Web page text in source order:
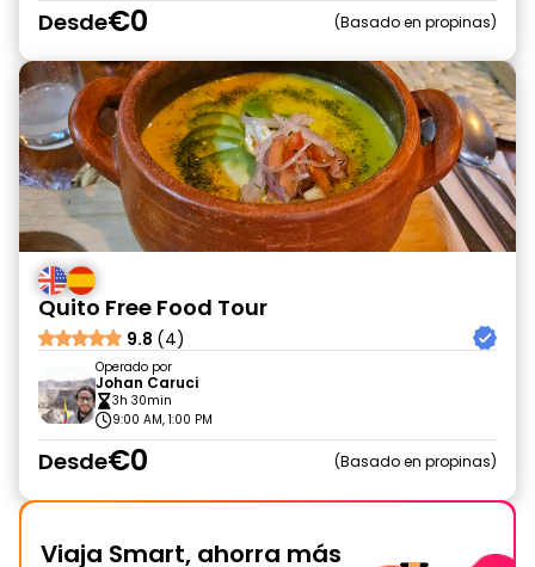
Desde€0 Basado en propinas
Quito Free Food Tour
9.8 (4)
Operado por
Johan Caruci
3h 30min
9:00 AM, 1:00 PM
Desde€0 Basado en propinas
Viaja Smart, ahorra más